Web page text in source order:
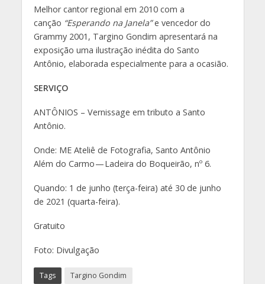
Melhor cantor regional em 2010 com a
canção “Esperando na Janela”e vencedor do
Grammy 2001, Targino Gondim apresentará na
exposição uma ilustração inédita do Santo
Antônio, elaborada especialmente para a ocasião.
SERVIÇO
ANTÔNIOS – Vernissage em tributo a Santo
Antônio.
Onde: ME Ateliê de Fotografia, Santo Antônio
Além do Carmo — Ladeira do Boqueirão, nº 6.
Quando: 1 de junho (terça-feira) até 30 de junho
de 2021 (quarta-feira).
Gratuito
Foto: Divulgação
Tags Targino Gondim